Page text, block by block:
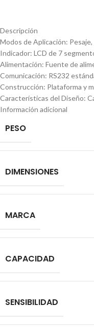
Descripción
Modos de Aplicación:
Indicador: LCD de 7
Alimentación: Fuente de
Comunicación: RS232
Construcción: Plataforma y
Características del Diseño:
Información adicional
PESO
DIMENSIONES
MARCA
CAPACIDAD
SENSIBILIDAD